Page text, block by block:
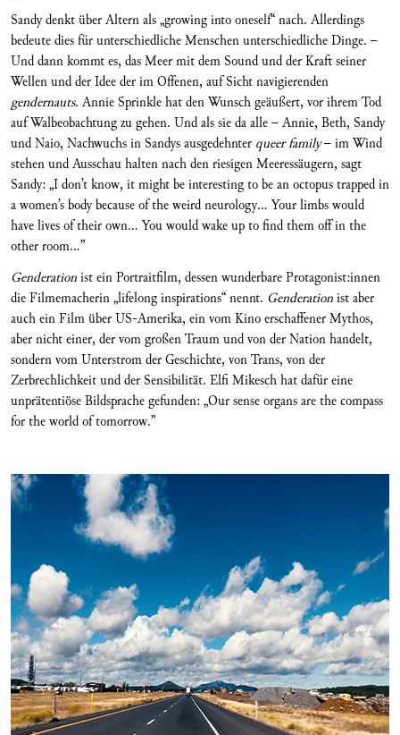
Sandy denkt über Altern als „growing into oneself“ nach. Allerdings
bedeute dies für unterschiedliche Menschen unterschiedliche Dinge. –
Und dann kommt es, das Meer mit dem Sound und der Kraft seiner
Wellen und der Idee der im Offenen, auf Sicht navigierenden
gendernauts. Annie Sprinkle hat den Wunsch geäußert, vor ihrem Tod
auf Walbeobachtung zu gehen. Und als sie da alle – Annie, Beth, Sandy
und Naio, Nachwuchs in Sandys ausgedehnter queer family– im Wind
stehen und Ausschau halten nach den riesigen Meeressäugern, sagt
Sandy: „I don’t know, it might be interesting to be an octopus trapped in
a women’s body because of the weird neurology... Your limbs would
have lives of their own... You would wake up to find them off in the
other room…”
Genderationist ein Portraitfilm, dessen wunderbare Protagonist:innen
die Filmemacherin „lifelong inspirations“ nennt. Genderationist aber
auch ein Film über US-Amerika, ein vom Kino erschaffener Mythos,
aber nicht einer, der vom großen Traum und von der Nation handelt,
sondern vom Unterstrom der Geschichte, von Trans, von der
Zerbrechlichkeit und der Sensibilität. Elfi Mikesch hat dafür eine
unprätentiöse Bildsprache gefunden: „Our sense organs are the compass
for the world of tomorrow.”